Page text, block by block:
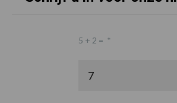
5 + 2 = *